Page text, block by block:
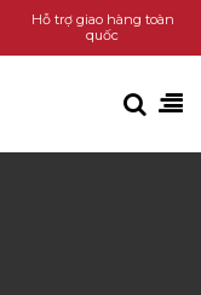
Hỗ trợ giao hàng toàn
quốc